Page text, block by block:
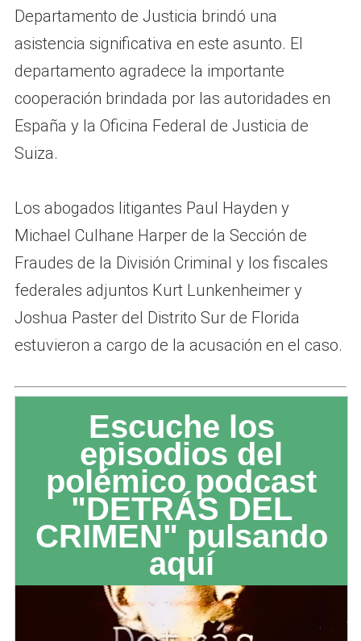
Departamento de Justicia brindó una
asistencia significativa en este asunto. El
departamento agradece la importante
cooperación brindada por las autoridades en
España y la Oficina Federal de Justicia de
Suiza.
Los abogados litigantes Paul Hayden y
Michael Culhane Harper de la Sección de
Fraudes de la División Criminal y los fiscales
federales adjuntos Kurt Lunkenheimer y
Joshua Paster del Distrito Sur de Florida
estuvieron a cargo de la acusación en el caso.
Escuche los
episodios del
polémico podcast
"DETRÁS DEL
CRIMEN" pulsando
aquí